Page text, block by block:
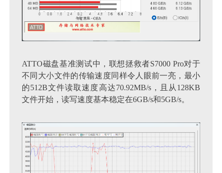
ATTO磁盘基准测试中，联想拯救者S7000 Pro对于
不同大小文件的传输速度同样令人眼前一亮，最小
的512B文件读取速度高达70.92MB/s，且从128KB
文件开始，读写速度基本稳定在6GB/s和5GB/s。